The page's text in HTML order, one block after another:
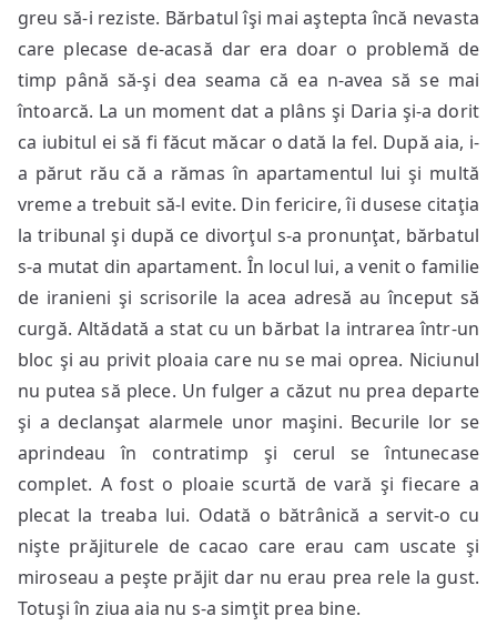
greu să-i reziste. Bărbatul îşi mai aştepta încă nevasta
care plecase de-acasă dar era doar o problemă de
timp până să-şi dea seama că ea n-avea să se mai
întoarcă. La un moment dat a plâns şi Daria şi-a dorit
ca iubitul ei să fi făcut măcar o dată la fel. După aia, i-
a părut rău că a rămas în apartamentul lui şi multă
vreme a trebuit să-l evite. Din fericire, îi dusese citaţia
la tribunal şi după ce divorţul s-a pronunţat, bărbatul
s-a mutat din apartament. În locul lui, a venit o familie
de iranieni şi scrisorile la acea adresă au început să
curgă. Altădată a stat cu un bărbat la intrarea într-un
bloc şi au privit ploaia care nu se mai oprea. Niciunul
nu putea să plece. Un fulger a căzut nu prea departe
şi a declanşat alarmele unor maşini. Becurile lor se
aprindeau în contratimp şi cerul se întunecase
complet. A fost o ploaie scurtă de vară şi fiecare a
plecat la treaba lui. Odată o bătrânică a servit-o cu
nişte prăjiturele de cacao care erau cam uscate şi
miroseau a peşte prăjit dar nu erau prea rele la gust.
Totuşi în ziua aia nu s-a simţit prea bine.